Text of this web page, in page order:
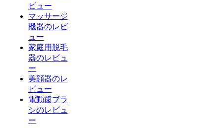
ビュー
マッサージ
機器のレビ
ュー
家庭用脱毛
器のレビュ
ー
美顔器のレ
ビュー
電動歯ブラ
シのレビュ
ー